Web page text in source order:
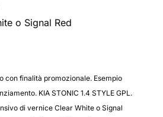
o Signal Red
con finalità promozionale. Esempio
KIA STONIC 1.4 STYLE GPL.
di vernice Clear White o Signal